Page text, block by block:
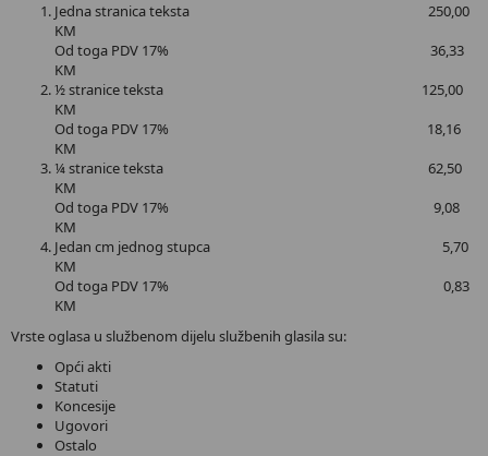
Jedna stranica teksta 250,00
KM
Od toga PDV 17% 36,33
KM
½ stranice teksta 125,00
KM
Od toga PDV 17% 18,16
KM
¼ stranice teksta 62,50
KM
Od toga PDV 17% 9,08
KM
Jedan cm jednog stupca 5,70
KM
Od toga PDV 17% 0,83
KM
Vrste oglasa u službenom dijelu službenih glasila su:
Opći akti
Statuti
Koncesije
Ugovori
Ostalo